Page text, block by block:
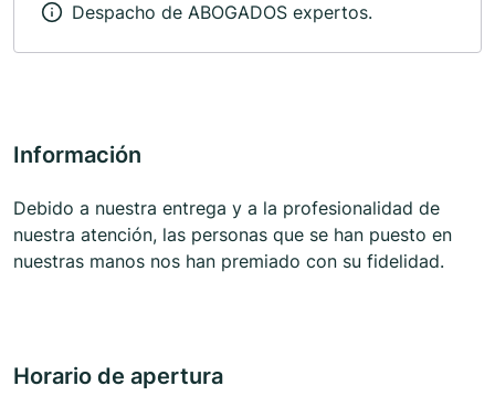
Despacho de ABOGADOS expertos.
Información
Debido a nuestra entrega y a la profesionalidad de
nuestra atención, las personas que se han puesto en
nuestras manos nos han premiado con su fidelidad.
Horario de apertura